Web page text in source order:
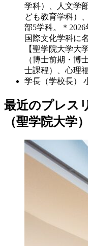
学科）、人文学
ども教育学科）
部5学科。＊
国際文化学科に
【聖学院大学大
（博士前期・博
士課程）、心理
学長（学校長）
最近のプレス
（聖学院大学）